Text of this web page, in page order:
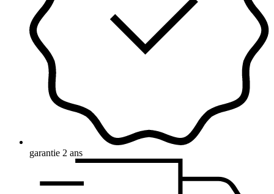
garantie 2 ans